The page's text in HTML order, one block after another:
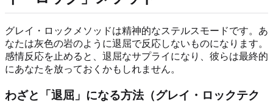
グレイ・ロックメソッドは精神的なステルスモードです。あ
なたは灰色の岩のように退屈で反応しないものになります。
感情反応を止めると、退屈なサプライになり、彼らは最終的
にあなたを放っておくかもしれません。
わざと「退屈」になる方法（グレイ・ロックテク